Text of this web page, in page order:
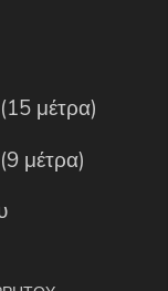
μέτρα)
μέτρα)